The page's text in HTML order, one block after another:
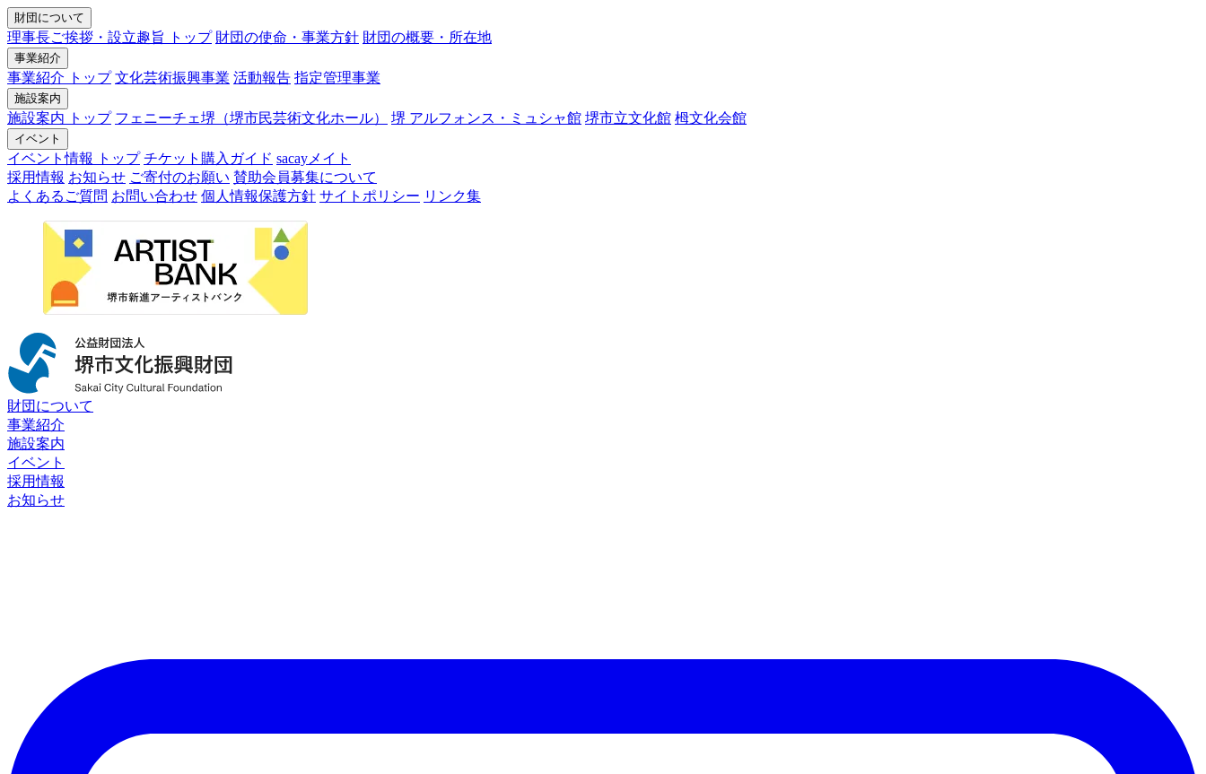
財団について
理事長ご挨拶・設立趣旨 トップ 財団の使命・事業方針 財団の概要・所在地
事業紹介
事業紹介 トップ 文化芸術振興事業 活動報告 指定管理事業
施設案内
施設案内 トップ フェニーチェ堺（堺市民芸術文化ホール） 堺 アルフォンス・ミュシャ館 堺市立文化館 栂文化会館
イベント
イベント情報 トップ チケット購入ガイド sacayメイト
採用情報 お知らせ ご寄付のお願い 賛助会員募集について
よくあるご質問 お問い合わせ 個人情報保護方針 サイトポリシー リンク集
財団について
事業紹介
施設案内
イベント
採用情報
お知らせ